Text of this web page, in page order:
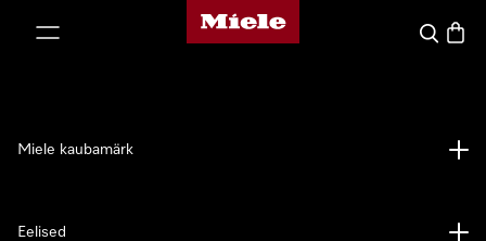
Miele avaleht
Search
Miele kaubamärk
Eelised